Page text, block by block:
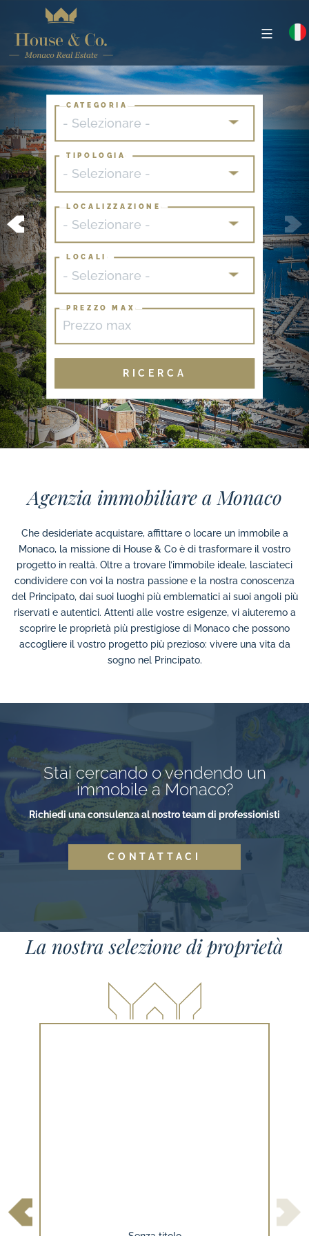
CATEGORIA
- Selezionare -
TIPOLOGIA
- Selezionare -
LOCALIZZAZIONE
- Selezionare -
LOCALI
- Selezionare -
PREZZO MAX
Agenzia immobiliare a Monaco
Che desideriate acquistare, affittare o locare un immobile a
Monaco, la missione di House & Co è di trasformare il vostro
progetto in realtà. Oltre a trovare l’immobile ideale, lasciateci
condividere con voi la nostra passione e la nostra conoscenza
del Principato, dai suoi luoghi più emblematici ai suoi angoli più
riservati e autentici. Attenti alle vostre esigenze, vi aiuteremo a
scoprire le proprietà più prestigiose di Monaco che possono
accogliere il vostro progetto più prezioso: vivere una vita da
sogno nel Principato.
Stai cercando o vendendo un
immobile a Monaco?
Richiedi una consulenza al nostro team di professionisti
CONTATTACI
La nostra selezione di proprietà